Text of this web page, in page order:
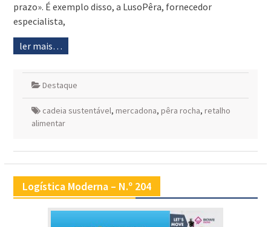
prazo». É exemplo disso, a LusoPêra, fornecedor
especialista,
ler mais…
Destaque
cadeia sustentável, mercadona, pêra rocha, retalho
alimentar
Logística Moderna – N.º 204